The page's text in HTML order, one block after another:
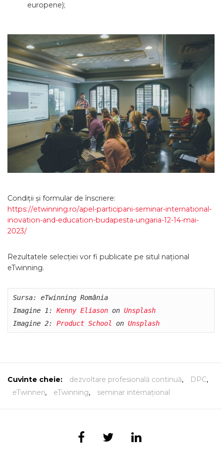
europene);
Condiții și formular de înscriere:
https://etwinning.ro/apel-participani-seminar-international-
inovation-and-education-budapesta-ungaria-12-14-mai-
2023/
Rezultatele selecției vor fi publicate pe situl național
eTwinning.
Sursa: eTwinning România
Imagine 1: Kenny Eliason on Unsplash
Imagine 2: Product School on Unsplash
Cuvinte cheie: dezvoltare profesională continuă, DPC,
eTwinneri, eTwinning, seminar internațional